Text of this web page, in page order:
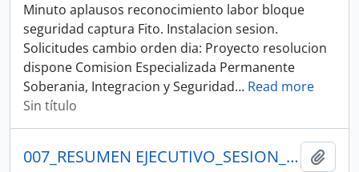
Minuto aplausos reconocimiento labor bloque
seguridad captura Fito. Instalacion sesion.
Solicitudes cambio orden dia: Proyecto resolucion
dispone Comision Especializada Permanente
Soberania, Integracion y Seguridad… Read more
Sin título
007_RESUMEN EJECUTIVO_SESION_014-AN-2025-2029_26-06-25SESION DEL PLENO N 014 ASAMBLEA NACIONAL 2025-2027